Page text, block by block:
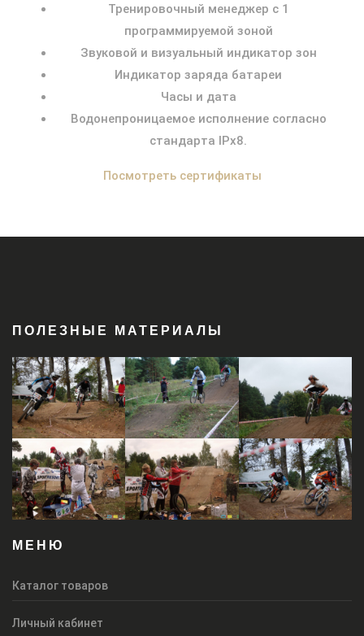
Тренировочный менеджер с 1
программируемой зоной
Звуковой и визуальный индикатор зон
Индикатор заряда батареи
Часы и дата
Водонепроницаемое исполнение согласно
стандарта IPx8.
Посмотреть сертификаты
ПОЛЕЗНЫЕ МАТЕРИАЛЫ
МЕНЮ
Каталог товаров
Личный кабинет